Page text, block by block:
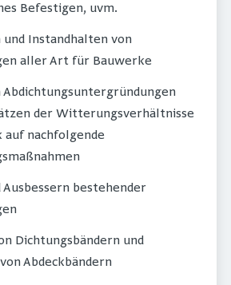
Befestigen, uvm.
Instandhalten von
aller Art für Bauwerke
Abdichtungsuntergründungen
der Witterungsverhältnisse
auf nachfolgende
Ausbessern bestehender
Dichtungsbändern und
Abdeckbändern